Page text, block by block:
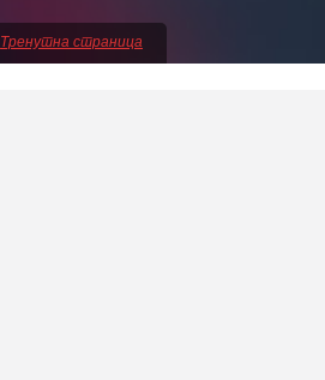
Тренутна страница